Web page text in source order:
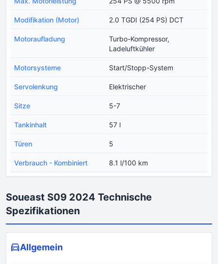
Modifikation (Motor) 2.0 TGDI (254 PS) DCT
Motoraufladung
Turbo-Kompressor,
Ladeluftkühler
Motorsysteme Start/Stopp-System
Servolenkung Elektrischer
Sitze 5-7
Tankinhalt 57 l
Türen 5
Verbrauch - Kombiniert 8.1 l/100 km
Soueast S09 2024 Technische
Spezifikationen
Allgemein